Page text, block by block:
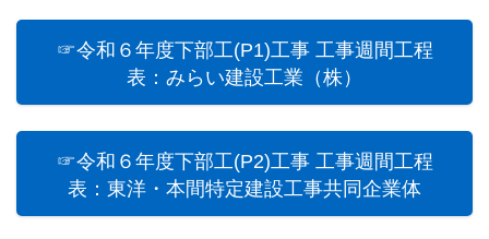
☞令和６年度下部工(P1)工事 工事週間工程
表：みらい建設工業（株）
☞令和６年度下部工(P2)工事 工事週間工程
表：東洋・本間特定建設工事共同企業体